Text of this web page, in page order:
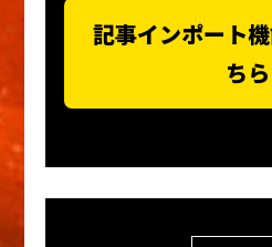
記事インポート
ちら